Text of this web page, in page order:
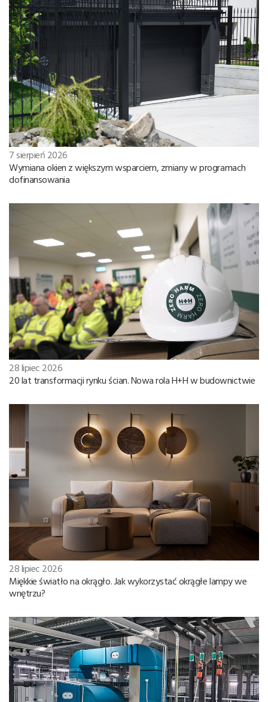
7 sierpień 2026
Wymiana okien z większym wsparciem, zmiany w programach
dofinansowania
28 lipiec 2026
20 lat transformacji rynku ścian. Nowa rola H+H w budownictwie
28 lipiec 2026
Miękkie światło na okrągło. Jak wykorzystać okrągłe lampy we
wnętrzu?